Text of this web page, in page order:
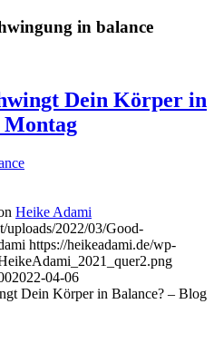
in balance
Dein Körper in
Montag
Heike Adami
uploads/2022/03/Good-
https://heikeadami.de/wp-
2022-04-06
Dein Körper in Balance? – Blog